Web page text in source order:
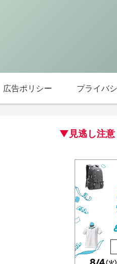
広告ポリシー プライバ
▼見逃し注意